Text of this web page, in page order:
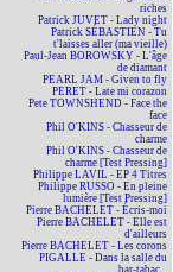
riches
Patrick JUVET - Lady night
Patrick SÉBASTIEN - Tu
t'laisses aller (ma vieille)
Paul-Jean BOROWSKY - L'âge
de diamant
PEARL JAM - Given to fly
PERET - Late mi corazon
Pete TOWNSHEND - Face the
face
Phil O'KINS - Chasseur de
charme
Phil O'KINS - Chasseur de
charme [Test Pressing]
Philippe LAVIL - EP 4 Titres
Philippe RUSSO - En pleine
lumière [Test Pressing]
Pierre BACHELET - Écris-moi
Pierre BACHELET - Elle est
d'ailleurs
Pierre BACHELET - Les corons
PIGALLE - Dans la salle du
bar-tabac...